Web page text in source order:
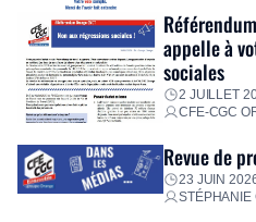
appelle à
sociales
2 JUILLET
CFE-CGC
Revue de
23 JUIN
STÉPHANIE